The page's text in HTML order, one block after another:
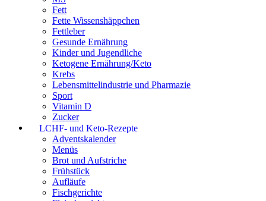
Fett
Fette Wissenshäppchen
Fettleber
Gesunde Ernährung
Kinder und Jugendliche
Ketogene Ernährung/Keto
Krebs
Lebensmittelindustrie und Pharmazie
Sport
Vitamin D
Zucker
LCHF- und Keto-Rezepte
Adventskalender
Menüs
Brot und Aufstriche
Frühstück
Aufläufe
Fischgerichte